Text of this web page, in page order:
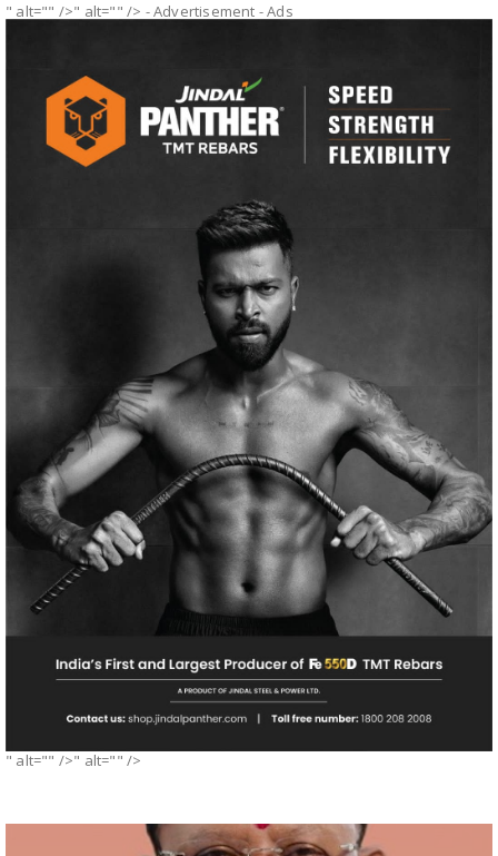
" alt="" />" alt="" /> - Advertisement -Ads
" alt="" />" alt="" />